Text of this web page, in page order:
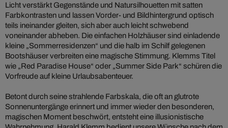
Licht verstärkt Gegenstände und Natursilhouetten mit satten
Farbkontrasten und lassen Vorder- und Bildhintergrund optisch
teils ineinander gleiten, sich aber auch leicht schwebend
voneinander abheben. Die einfachen Holzhäuser sind einladende
kleine „Sommerresidenzen“ und die halb im Schilf gelegenen
Bootshäuser verbreiten eine magische Stimmung. Klemms Titel
wie „Red Paradise House“ oder „Summer Side Park“ schüren die
Vorfreude auf kleine Urlaubsabenteuer.
Betont durch seine strahlende Farbskala, die oft an glutrote
Sonnenuntergänge erinnert und immer wieder den besonderen,
magischen Moment beschwört, entsteht eine illusionistische